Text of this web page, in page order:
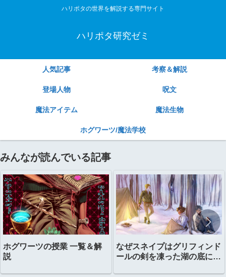
ハリポタの世界を解説する専門サイト
ハリポタ研究ゼミ
人気記事 考察＆解説
登場人物 呪文
魔法アイテム 魔法生物
ホグワーツ/魔法学校
みんなが読んでいる記事
ホグワーツの授業 一覧＆解
説
なぜスネイプはグリフィンド
ールの剣を凍った湖の底に置